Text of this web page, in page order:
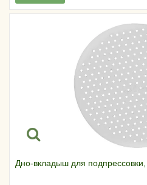
Дно-вкладыш для